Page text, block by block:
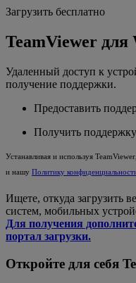
Загрузить бесплатно
TeamViewer для
Удаленный доступ к
получение поддержки.
Предоставить
Получить поддержку
Устанавливая и используя
и нашу Политику
Ищете, откуда загрузить
систем, мобильных
Для получения
портал загрузки.
Откройте для себя